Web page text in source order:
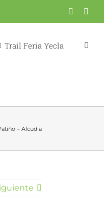
Trail Feria Yecla
– Alcudia